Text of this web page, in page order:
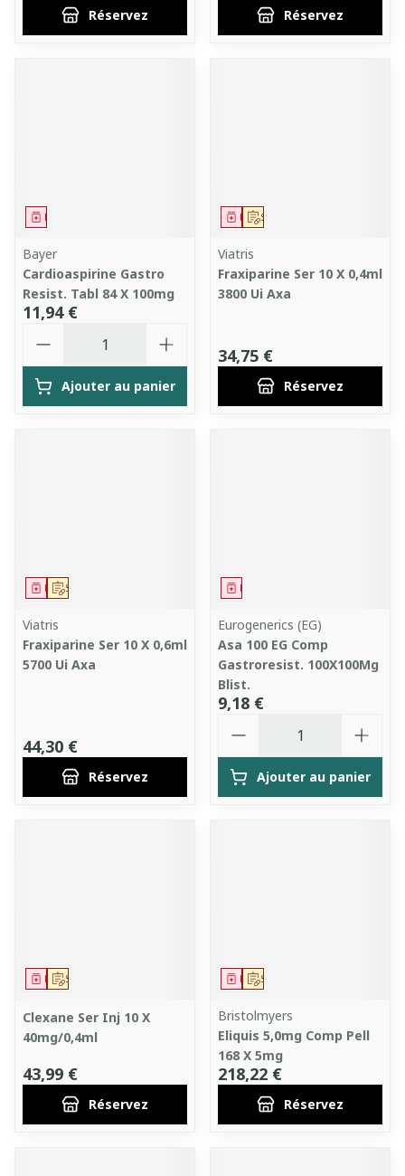
Réservez Réservez
Médicament
Bayer
Cardioaspirine Gastro
Resist. Tabl 84 X 100mg
11,94 €
Ajouter au panier
Sur prescription
Médicament
Viatris
Fraxiparine Ser 10 X 0,4ml
3800 Ui Axa
34,75 €
Réservez
Sur prescription
Médicament
Viatris
Fraxiparine Ser 10 X 0,6ml
5700 Ui Axa
44,30 €
Réservez
Médicament
Eurogenerics (EG)
Asa 100 EG Comp
Gastroresist. 100X100Mg
Blist.
9,18 €
Ajouter au panier
Sur prescription
Médicament
Clexane Ser Inj 10 X
40mg/0,4ml
43,99 €
Réservez
Sur prescription
Médicament
Bristolmyers
Eliquis 5,0mg Comp Pell
168 X 5mg
218,22 €
Réservez